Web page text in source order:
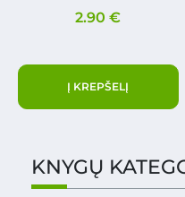
2.90€
Į KREPŠELĮ
KNYGŲ